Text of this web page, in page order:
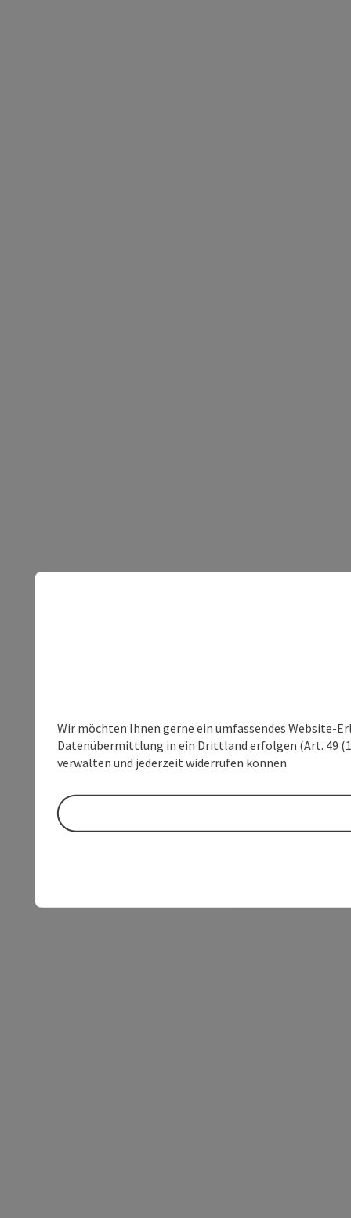
Wir möchten Ihnen gerne ein umfassendes Website-
Datenübermittlung in ein Drittland erfolgen (Art. 49
verwalten und jederzeit widerrufen können.